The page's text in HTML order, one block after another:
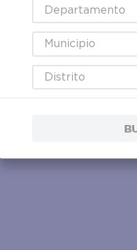
Departamento
Municipio
Distrito